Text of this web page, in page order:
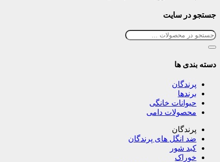
جستجو در سایت
دسته بندی ها
پرندگان
برندها
حیوانات خانگی
محصولات دامی
پرندگان
ضد انگل های پرندگان
کبد شور
خوراک